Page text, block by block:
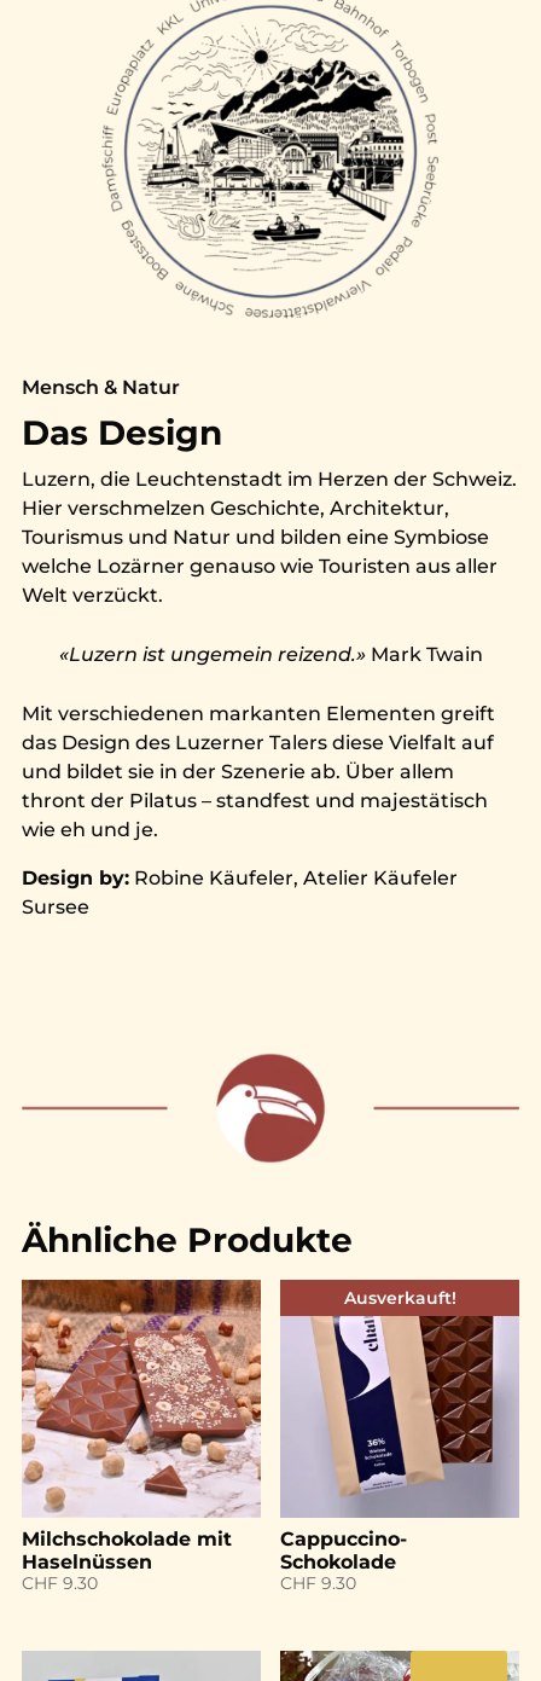
Mensch & Natur
Das Design
Luzern, die Leuchtenstadt im Herzen der Schweiz.
Hier verschmelzen Geschichte, Architektur,
Tourismus und Natur und bilden eine Symbiose
welche Lozärner genauso wie Touristen aus aller
Welt verzückt.
«Luzern ist ungemein reizend.» Mark Twain
Mit verschiedenen markanten Elementen greift
das Design des Luzerner Talers diese Vielfalt auf
und bildet sie in der Szenerie ab. Über allem
thront der Pilatus – standfest und majestätisch
wie eh und je.
Design by:Robine Käufeler, Atelier Käufeler
Sursee
Ähnliche Produkte
Milchschokolade mit
Haselnüssen
CHF9.30
Cappuccino-
Schokolade
CHF 9.30
Ausverkauft!